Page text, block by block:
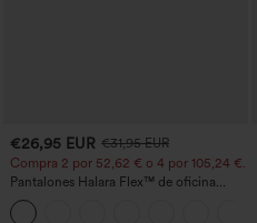
€26,95 EUR €31,95 EUR
Compra 2 por 52,62 € o 4 por 105,24 €.
Pantalones Halara Flex™ de oficina
anchos plisados de tiro alto con bolsillos
en tela tipo gofre